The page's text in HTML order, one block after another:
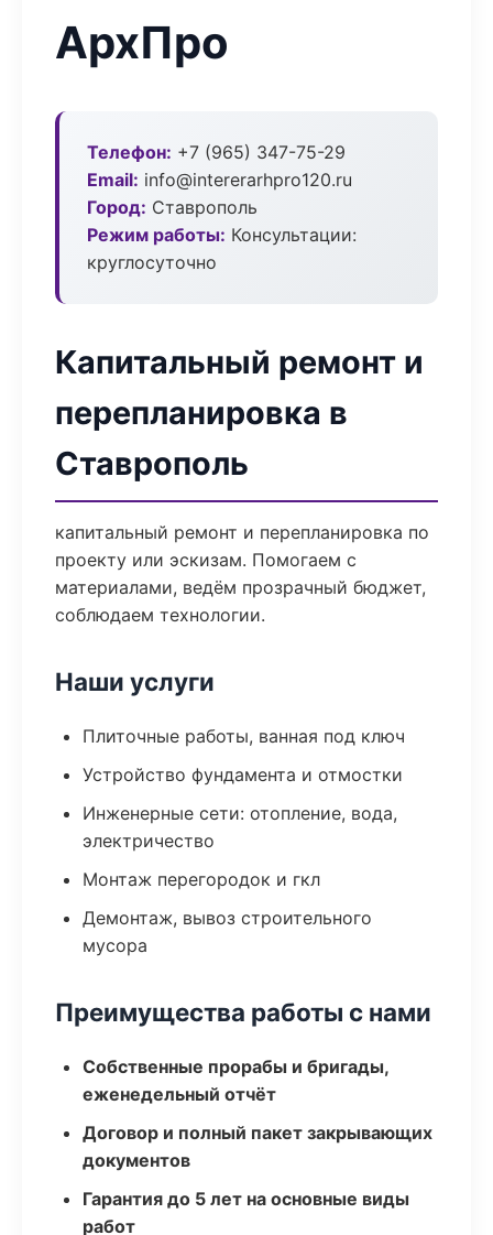
АрхПро
Телефон: +7 (965) 347-75-29
Email: info@intererarhpro120.ru
Город: Ставрополь
Режим работы: Консультации:
круглосуточно
Капитальный ремонт и
перепланировка в
Ставрополь
капитальный ремонт и перепланировка по
проекту или эскизам. Помогаем с
материалами, ведём прозрачный бюджет,
соблюдаем технологии.
Наши услуги
Плиточные работы, ванная под ключ
Устройство фундамента и отмостки
Инженерные сети: отопление, вода,
электричество
Монтаж перегородок и гкл
Демонтаж, вывоз строительного
мусора
Преимущества работы с нами
Собственные прорабы и бригады,
еженедельный отчёт
Договор и полный пакет закрывающих
документов
Гарантия до 5 лет на основные виды
работ